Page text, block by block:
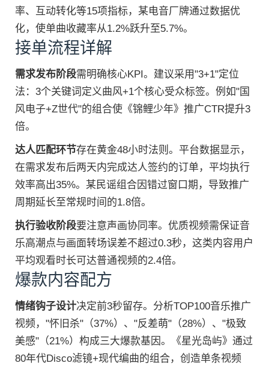
率、互动转化等15项指标，某电音厂牌通过数据优
化，使单曲收藏率从1.2%跃升至5.7%。
接单流程详解
需求发布阶段需明确核心KPI。建议采用"3+1"定位
法：3个关键词定义曲风+1个核心受众标签。例如"国
风电子+Z世代"的组合使《锦鲤少年》推广CTR提升3
倍。
达人匹配环节存在黄金48小时法则。平台数据显示，
在需求发布后两天内完成达人签约的订单，平均执行
效率高出35%。某民谣组合因错过窗口期，导致推广
周期延长至常规时间的1.8倍。
执行验收阶段要注意声画协同率。优质视频需保证音
乐高潮点与画面转场误差不超过0.3秒，这类内容用户
平均观看时长可达普通视频的2.4倍。
爆款内容配方
情绪钩子设计决定前3秒留存。分析TOP100音乐推广
视频，"怀旧杀"（37%）、"反差萌"（28%）、"极致
美感"（21%）构成三大爆款基因。《星光岛屿》通过
80年代Disco滤镜+现代编曲的组合，创造单条视频